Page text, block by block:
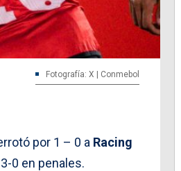
Fotografía: X | Conmebol
por 1 – 0 a Racing
0 en penales.